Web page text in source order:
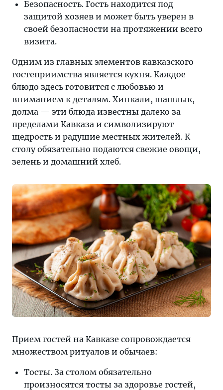
Безопасность. Гость находится под
защитой хозяев и может быть уверен в
своей безопасности на протяжении всего
визита.
Одним из главных элементов кавказского
гостеприимства является кухня. Каждое
блюдо здесь готовится с любовью и
вниманием к деталям. Хинкали, шашлык,
долма — эти блюда известны далеко за
пределами Кавказа и символизируют
щедрость и радушие местных жителей. К
столу обязательно подаются свежие овощи,
зелень и домашний хлеб.
Прием гостей на Кавказе сопровождается
множеством ритуалов и обычаев:
Тосты. За столом обязательно
произносятся тосты за здоровье гостей,